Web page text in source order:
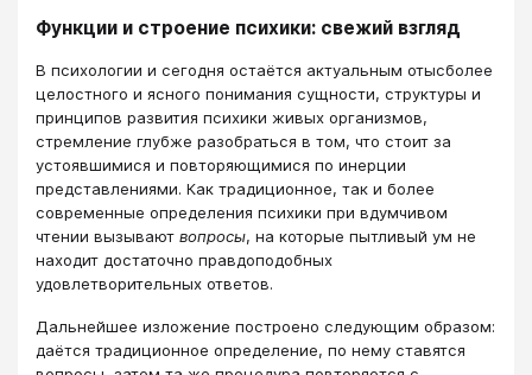
Функции и строение психики: свежий взгляд
В психологии и сегодня остаётся актуальным отысболее
целостного и ясного понимания сущности, структуры и
принципов развития психики живых организмов,
стремление глубже разобраться в том, что стоит за
устоявшимися и повторяющимися по инерции
представлениями. Как традиционное, так и более
современные определения психики при вдумчивом
чтении вызывают вопросы, на которые пытливый ум не
находит достаточно правдоподобных
удовлетворительных ответов.
Дальнейшее изложение построено следующим образом:
даётся традиционное определение, по нему ставятся